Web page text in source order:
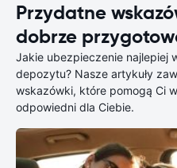
Przydatne
dobrze
Jakie ubezpieczenie najlepiej
depozytu? Nasze artykuły
wskazówki, które pomogą Ci
odpowiedni dla Ciebie.